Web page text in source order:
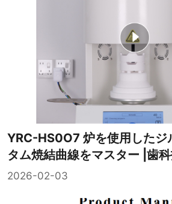
YRC-HS0O7 炉を使用したジ
タム焼結曲線をマスター |歯
2026-02-03